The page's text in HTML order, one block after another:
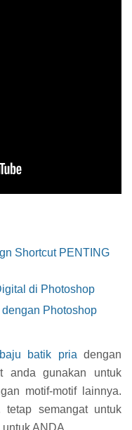
Shortcut PENTING
di Photoshop
Photoshop
batik pria dengan
anda gunakan untuk
motif-motif lainnya.
tetap semangat untuk
ANDA.